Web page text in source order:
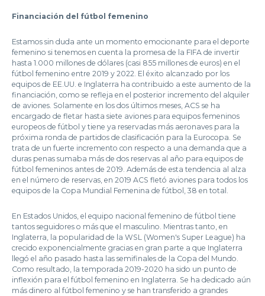
Financiación del fútbol femenino
Estamos sin duda ante un momento emocionante para el deporte
femenino si tenemos en cuenta la promesa de la FIFA de invertir
hasta 1.000 millones de dólares (casi 855 millones de euros) en el
fútbol femenino entre 2019 y 2022. El éxito alcanzado por los
equipos de EE.UU. e Inglaterra ha contribuido a este aumento de la
financiación, como se refleja en el posterior incremento del alquiler
de aviones. Solamente en los dos últimos meses, ACS se ha
encargado de fletar hasta siete aviones para equipos femeninos
europeos de fútbol y tiene ya reservadas más aeronaves para la
próxima ronda de partidos de clasificación para la Eurocopa. Se
trata de un fuerte incremento con respecto a una demanda que a
duras penas sumaba más de dos reservas al año para equipos de
fútbol femeninos antes de 2019. Además de esta tendencia al alza
en el número de reservas, en 2019 ACS fletó aviones para todos los
equipos de la Copa Mundial Femenina de fútbol, 38 en total.
En Estados Unidos, el equipo nacional femenino de fútbol tiene
tantos seguidores o más que el masculino. Mientras tanto, en
Inglaterra, la popularidad de la WSL (Women's Super League) ha
crecido exponencialmente gracias en gran parte a que Inglaterra
llegó el año pasado hasta las semifinales de la Copa del Mundo.
Como resultado, la temporada 2019-2020 ha sido un punto de
inflexión para el fútbol femenino en Inglaterra. Se ha dedicado aún
más dinero al fútbol femenino y se han transferido a grandes